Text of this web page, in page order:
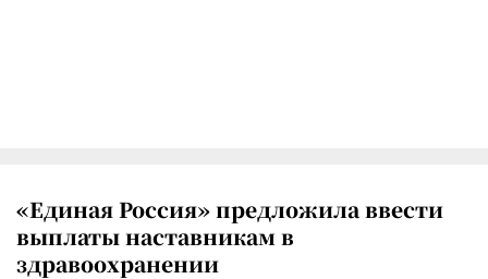
«Единая Россия» предложила ввести
выплаты наставникам в
здравоохранении